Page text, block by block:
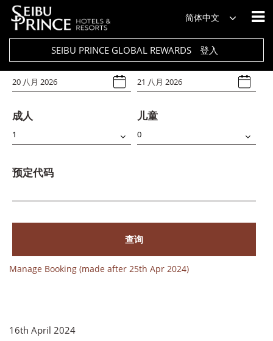
简体中文
SEIBU PRINCE GLOBAL REWARDS 登入
饭店
Select Any
入住日期 退房日期
成人 儿童
预定代码
查询
Manage Booking (made after 25th Apr 2024)
16th April 2024